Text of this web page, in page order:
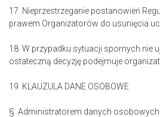
17. Nieprzestrzeganie postanowień
prawem Organizatorów do usunięcia
18. W przypadku sytuacji spornych nie
ostateczną decyzję podejmuje
19. KLAUZULA DANE OSOBOWE
§ Administratorem danych osobowych